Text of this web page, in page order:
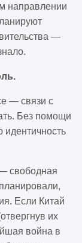
направлении
—
— связи с
Без помощи
идентичность
свободная
Если Китай
их
война в